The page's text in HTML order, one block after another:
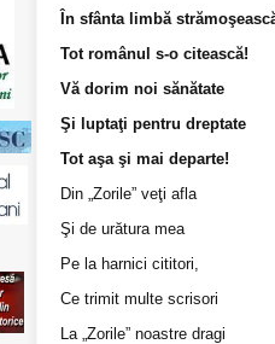
În sfânta limbă
Tot românul s-o citească!
Vă dorim noi sănătate
Şi luptaţi pentru dreptate
Tot aşa şi mai departe!
Din „Zorile” veţi afla
Şi de urătura mea
Pe la harnici cititori,
Ce trimit multe scrisori
La „Zorile” noastre dragi